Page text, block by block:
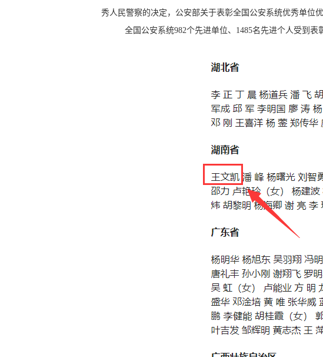
秀人民警察的决定，公安部关于表彰全国公安系统优秀单位
全国公安系统982个先进单位、1485名先进个人受到